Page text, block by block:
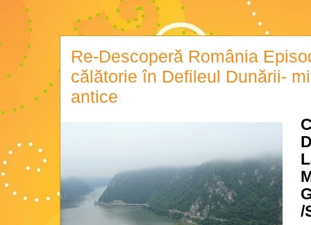
Re-Descoperă România
călătorie în Defileul Dunării-
antice
/